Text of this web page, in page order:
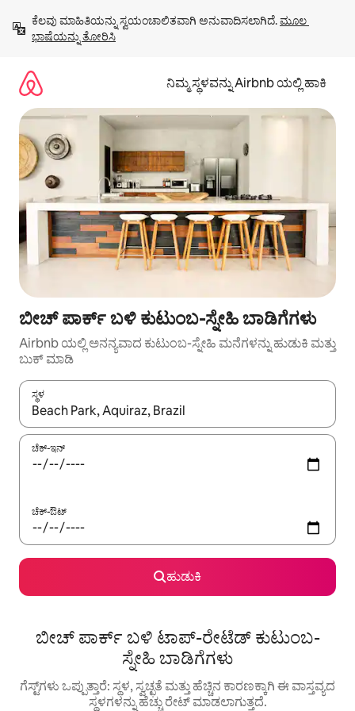
ಹೋಗಿ
ಕೆಲವು ಮಾಹಿತಿಯನ್ನು ಸ್ವಯಂಚಾಲಿತವಾಗಿ ಅನುವಾದಿಸಲಾಗಿದೆ. ಮೂಲ
ಭಾಷೆಯನ್ನು ತೋರಿಸಿ
ನಿಮ್ಮ ಸ್ಥಳವನ್ನು Airbnb ಯಲ್ಲಿ ಹಾಕಿ
ಬೀಚ್ ಪಾರ್ಕ್ ಬಳಿ ಕುಟುಂಬ-ಸ್ನೇಹಿ ಬಾಡಿಗೆಗಳು
Airbnb ಯಲ್ಲಿ ಅನನ್ಯವಾದ ಕುಟುಂಬ-ಸ್ನೇಹಿ ಮನೆಗಳನ್ನು ಹುಡುಕಿ ಮತ್ತು
ಬುಕ್ ಮಾಡಿ
ಸ್ಥಳ
ಫಲಿತಾಂಶಗಳು ಲಭ್ಯವಿರುವಾಗ, ಅಪ್ ಮತ್ತು ಡೌನ್ ಬಾಣದ ಕೀಲಿಗಳೊಂದಿಗೆ
ಚೆಕ್-ಇನ್
ಚೆಕ್-ಔಟ್
ಹುಡುಕಿ
ಬೀಚ್ ಪಾರ್ಕ್ ಬಳಿ ಟಾಪ್-ರೇಟೆಡ್ ಕುಟುಂಬ-
ಸ್ನೇಹಿ ಬಾಡಿಗೆಗಳು
ಗೆಸ್ಟ್‌ಗಳು ಒಪ್ಪುತ್ತಾರೆ: ಸ್ಥಳ, ಸ್ವಚ್ಛತೆ ಮತ್ತು ಹೆಚ್ಚಿನ ಕಾರಣಕ್ಕಾಗಿ ಈ ವಾಸ್ತವ್ಯದ
ಸ್ಥಳಗಳನ್ನು ಹೆಚ್ಚು ರೇಟ್ ಮಾಡಲಾಗುತ್ತದೆ.